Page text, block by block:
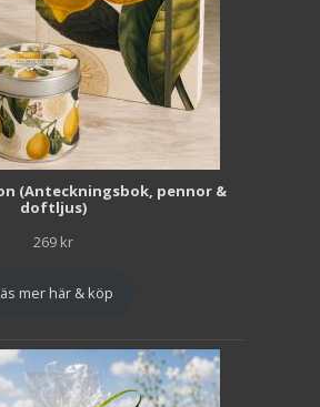
(Anteckningsbok, pennor &
doftljus)
269 kr
mer här & köp